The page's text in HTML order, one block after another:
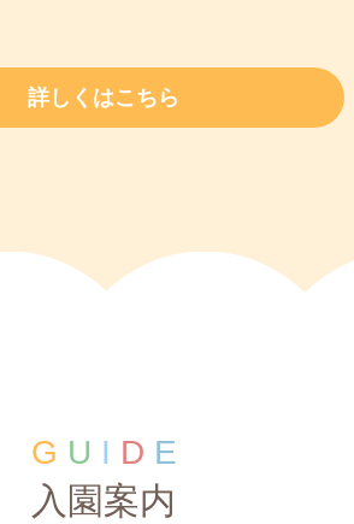
詳しくはこちら
G U I D E
入園案内